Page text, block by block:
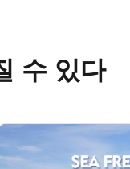
수 있다